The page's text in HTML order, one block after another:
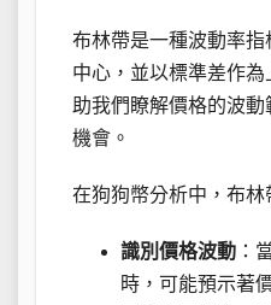
布林帶是一種波動率
中心，並以標準差作
助我們瞭解價格的波
機會。
在狗狗幣分析中，布林
識別價格波動 ：
時，可能預示著